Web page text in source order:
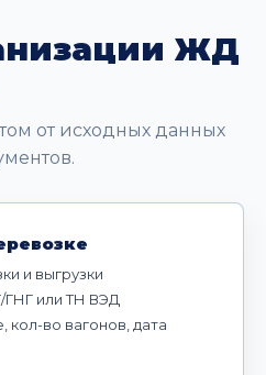
ЖД
от исходных данных
и выгрузки
ГНГ или ТН ВЭД
кол-во вагонов, дата